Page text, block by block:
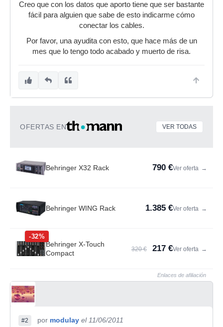
Creo que con los datos que aporto tiene que ser bastante
fácil para alguien que sabe de esto indicarme cómo
conectar los cables.
Por favor, una ayudita con esto, que hace más de un
mes que lo tengo todo acabado y muerto de risa.
OFERTAS EN VER TODAS
Behringer X32 Rack 790 €Ver oferta →
Behringer WING Rack 1.385 €Ver oferta →
-32%
Behringer X-Touch
Compact
320 € 217 €Ver oferta →
Enlaces de afiliación
#2 por modulay el 11/06/2011